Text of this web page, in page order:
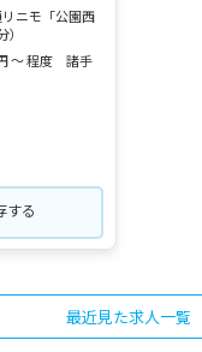
ニモ「公園西
～ 程度 諸手
する
最近見た求人一覧